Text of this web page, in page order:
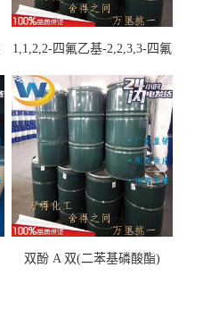
1,1,2,2-四氟乙基-2,2,3,3-四氟
双酚 A 双(二苯基磷酸酯)